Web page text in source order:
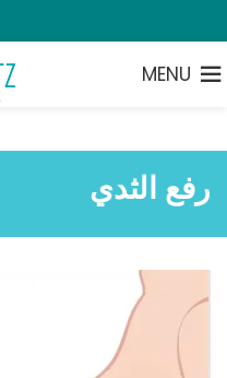
MENU
رفع الثدي